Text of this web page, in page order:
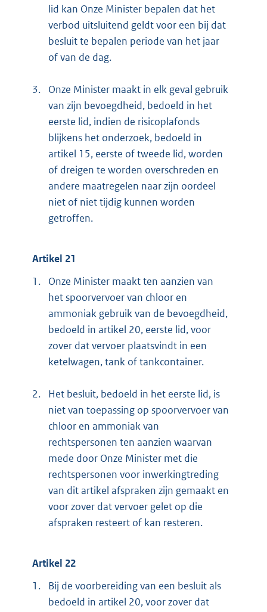
lid kan Onze Minister bepalen dat het
verbod uitsluitend geldt voor een bij dat
besluit te bepalen periode van het jaar
of van de dag.
3.
Onze Minister maakt in elk geval gebruik
van zijn bevoegdheid, bedoeld in het
eerste lid, indien de risicoplafonds
blijkens het onderzoek, bedoeld in
artikel 15, eerste of tweede lid, worden
of dreigen te worden overschreden en
andere maatregelen naar zijn oordeel
niet of niet tijdig kunnen worden
getroffen.
Artikel 21
1.
Onze Minister maakt ten aanzien van
het spoorvervoer van chloor en
ammoniak gebruik van de bevoegdheid,
bedoeld in artikel 20, eerste lid, voor
zover dat vervoer plaatsvindt in een
ketelwagen, tank of tankcontainer.
2.
Het besluit, bedoeld in het eerste lid, is
niet van toepassing op spoorvervoer van
chloor en ammoniak van
rechtspersonen ten aanzien waarvan
mede door Onze Minister met die
rechtspersonen voor inwerkingtreding
van dit artikel afspraken zijn gemaakt en
voor zover dat vervoer gelet op die
afspraken resteert of kan resteren.
Artikel 22
1.
Bij de voorbereiding van een besluit als
bedoeld in artikel 20, voor zover dat